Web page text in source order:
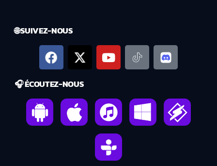
🌐 SUIVEZ-NOUS
🎧 ÉCOUTEZ-NOUS